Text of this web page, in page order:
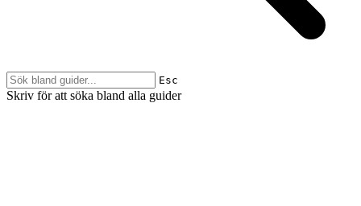
Esc
Skriv för att söka bland alla guider